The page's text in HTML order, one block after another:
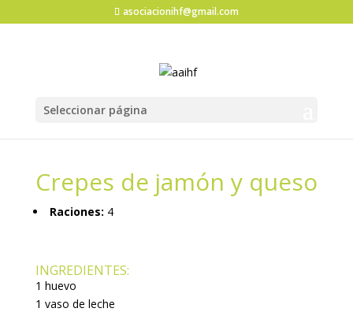
asociacionihf@gmail.com
Seleccionar página
Crepes de jamón y queso
Raciones: 4
INGREDIENTES:
1 huevo
1 vaso de leche